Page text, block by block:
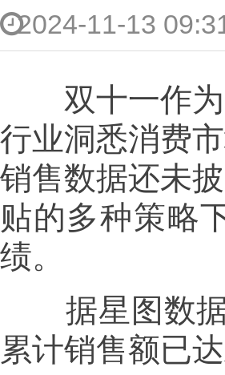
2024-11-13
双十一作为
行业洞悉消费
销售数据还未
贴的多种策略
绩。
据星图数据
累计销售额已